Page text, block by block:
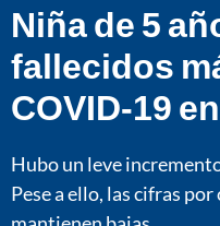
Niña de 5
fallecidos
COVID-19
Hubo un leve
Pese a ello, las cifras